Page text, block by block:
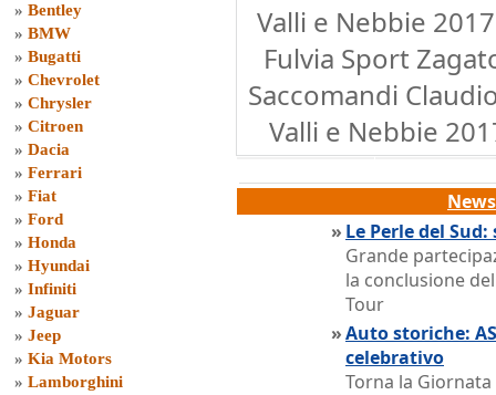
» Bentley
» BMW
» Bugatti
» Chevrolet
» Chrysler
» Citroen
» Dacia
» Ferrari
» Fiat
» Ford
» Honda
» Hyundai
» Infiniti
» Jaguar
» Jeep
» Kia Motors
» Lamborghini
Valli e Nebbie
Fulvia Sport
Saccomandi
Valli e Nebbie
» Le Perle del
Grande
la conclusione
Tour
»Auto storiche:
celebrativo
Torna la Giornata